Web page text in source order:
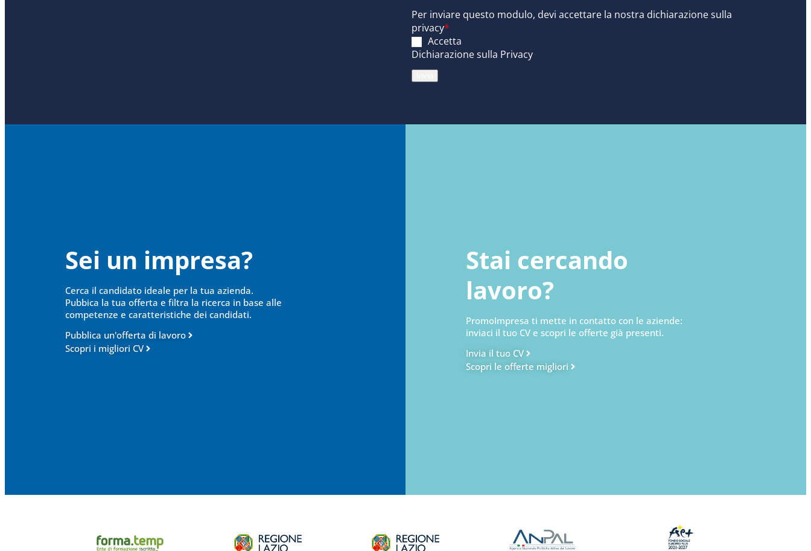
Per inviare questo modulo, devi accettare la nostra dichiarazione sulla
privacy*
Accetta
Dichiarazione sulla Privacy
Sei un impresa?
Cerca il candidato ideale per la tua azienda.
Pubbica la tua offerta e filtra la ricerca in base alle
competenze e caratteristiche dei candidati.
Pubblica un'offerta di lavoro
Scopri i migliori CV
Stai cercando
lavoro?
PromoImpresa ti mette in contatto con le aziende:
inviaci il tuo CV e scopri le offerte già presenti.
Invia il tuo CV
Scopri le offerte migliori